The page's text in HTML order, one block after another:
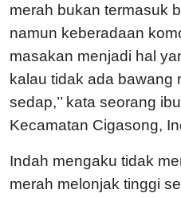
merah bukan termasuk
namun keberadaan
masakan menjadi hal
kalau tidak ada bawang
sedap,’’ kata seorang
Kecamatan Cigasong,
Indah mengaku tidak
merah melonjak tinggi